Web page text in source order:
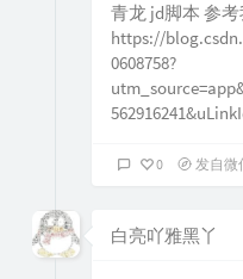
青龙 jd脚本 参考
https://
0608758?
0 发自微
白亮吖雅黑丫